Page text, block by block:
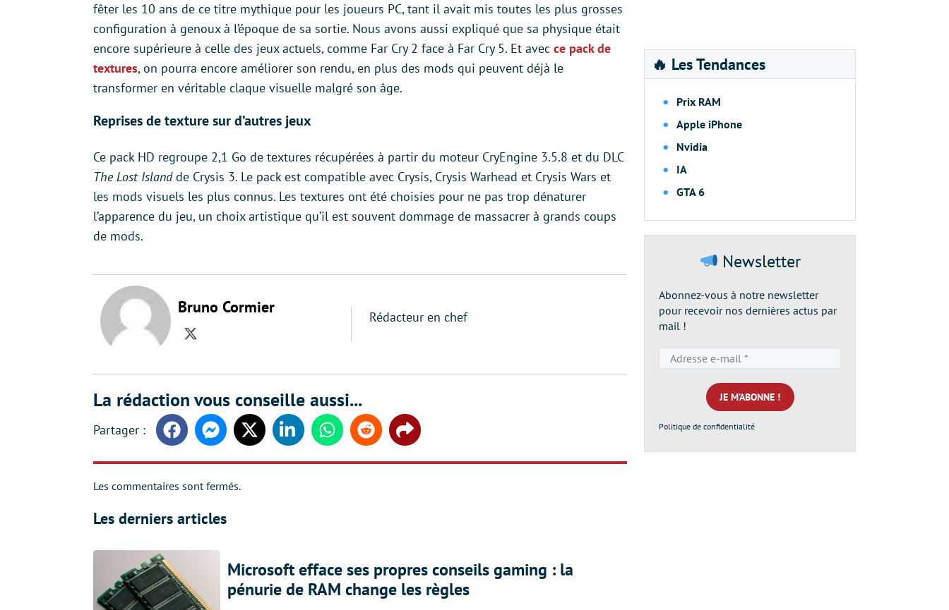
fêter les 10 ans de ce titre mythique pour les joueurs PC, tant il avait mis toutes les plus grosses
configuration à genoux à l’époque de sa sortie. Nous avons aussi expliqué que sa physique était
encore supérieure à celle des jeux actuels, comme Far Cry 2 face à Far Cry 5. Et avec ce pack de
textures, on pourra encore améliorer son rendu, en plus des mods qui peuvent déjà le
transformer en véritable claque visuelle malgré son âge.
Reprises de texture sur d’autres jeux
Ce pack HD regroupe 2,1 Go de textures récupérées à partir du moteur CryEngine 3.5.8 et du DLC
The Lost Islandde Crysis 3. Le pack est compatible avec Crysis, Crysis Warhead et Crysis Wars et
les mods visuels les plus connus. Les textures ont été choisies pour ne pas trop dénaturer
l’apparence du jeu, un choix artistique qu’il est souvent dommage de massacrer à grands coups
de mods.
Bruno Cormier
Twitter
Rédacteur en chef
La rédaction vous conseille aussi...
FacebookMessengerTwitter LinkedinWhatsappReddit Share
Les commentaires sont fermés.
Les derniers articles
Microsoft efface ses propres conseils gaming : la
pénurie de RAM change les règles
🔥 Les Tendances
Prix RAM
Apple iPhone
Nvidia
IA
GTA 6
Newsletter
Abonnez-vous à notre newsletter
pour recevoir nos dernières actus par
mail !
e-
mail
*
Politique de confidentialité